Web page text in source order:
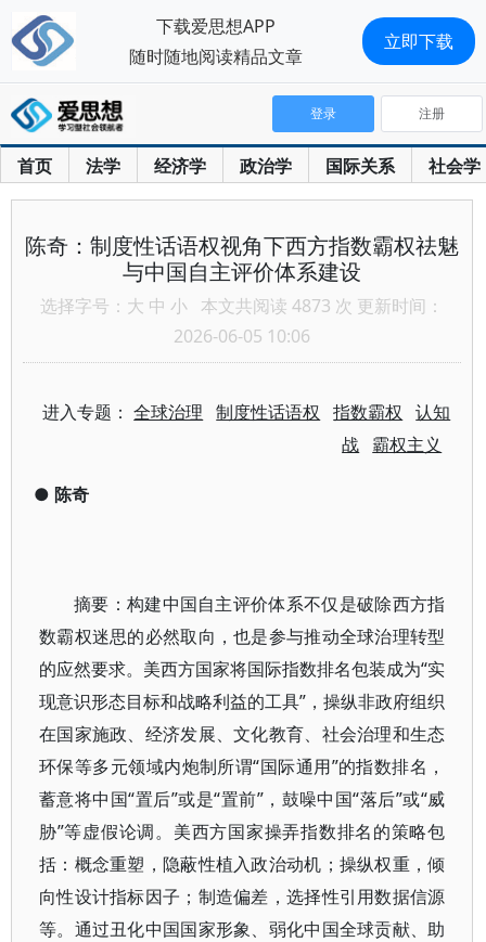
首页 法学 经济学 政治学 国际关系 社会学
登录 注册
陈奇：制度性话语权视角下西方指数霸权祛魅
与中国自主评价体系建设
选择字号： 大 中 小 本文共阅读 4873 次 更新时间：
2026-06-05 10:06
进入专题：全球治理 制度性话语权 指数霸权
认知
战 霸权主义
● 陈奇
摘要：构建中国自主评价体系不仅是破除西方指
数霸权迷思的必然取向，也是参与推动全球治理转型
的应然要求。美西方国家将国际指数排名包装成为“实
现意识形态目标和战略利益的工具”，操纵非政府组织
在国家施政、经济发展、文化教育、社会治理和生态
环保等多元领域内炮制所谓“国际通用”的指数排名，
蓄意将中国“置后”或是“置前”，鼓噪中国“落后”或“威
胁”等虚假论调。美西方国家操弄指数排名的策略包
括：概念重塑，隐蔽性植入政治动机；操纵权重，倾
向性设计指标因子；制造偏差，选择性引用数据信源
等。通过丑化中国国家形象、弱化中国全球贡献、助
下载爱思想APP
随时随地阅读精品文章
立即下载